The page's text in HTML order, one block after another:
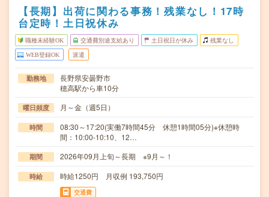
【長期】出荷に関わる事務！残業なし！17時
台定時！土日祝休み
職種未経験OK 交通費別途支給あり 土日祝日が休み 残業なし
WEB登録OK 派遣
勤務地
長野県安曇野市
穂高駅から車10分
曜日頻度 月～金（週5日）
時間
08:30～17:20(実働7時間45分 休憩1時間05分)※休憩時
間：10:00-10:10、12…
期間 2026年09月上旬～長期 ※9月～！
時給 時給1250円 月収例 193,750円
交通費